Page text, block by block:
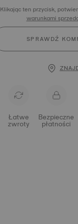
Klikając ten przycisk,
warunkami
SPRAWDŹ
Łatwe
zwroty
Bezpieczne
płatności